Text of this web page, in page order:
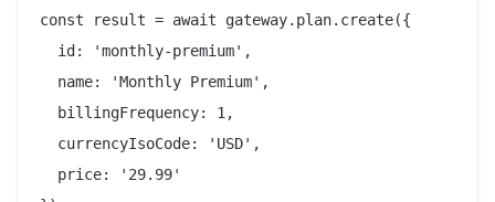
const result = await gateway.plan.create({
  id: 'monthly-premium',
  name: 'Monthly Premium',
  billingFrequency: 1,
  currencyIsoCode: 'USD',
  price: '29.99'